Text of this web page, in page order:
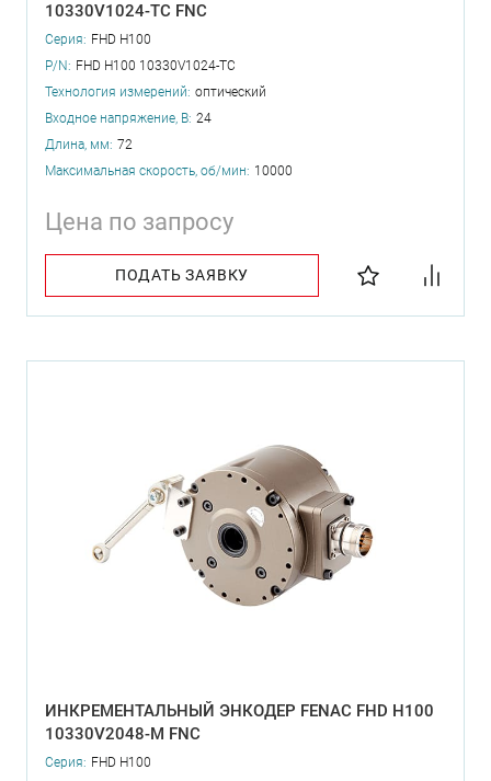
10330V1024-TC FNC
Серия: FHD H100
P/N: FHD H100 10330V1024-TC
Технология измерений: оптический
Входное напряжение, В: 24
Длина, мм: 72
Максимальная скорость, об/мин: 10000
Цена по запросу
ПОДАТЬ ЗАЯВКУ
ИНКРЕМЕНТАЛЬНЫЙ ЭНКОДЕР FENAC FHD H100
10330V2048-M FNC
Серия: FHD H100